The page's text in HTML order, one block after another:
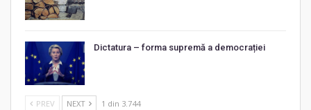
Dictatura – forma supremă a democrației
PREV NEXT 1 din 3.744